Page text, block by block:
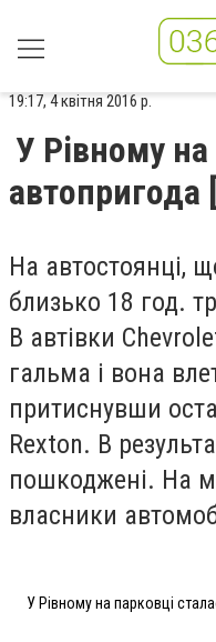
19:17, 4 квітня 2016 р.
У Рівному на
На автостоянці,
близько 18 год.
В автівки
гальма і вона
притиснувши
Rexton. В
пошкоджені. На
власники
У Рівному на парковці